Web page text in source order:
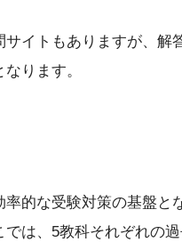
イトもありますが、
ります。
的な受験対策の基盤
は、5教科それぞれの